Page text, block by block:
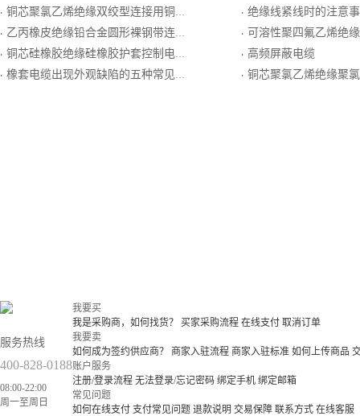
· 铜芯聚氯乙烯绝缘双绞型连接用铜丝屏蔽软电线
· 乙丙橡皮绝缘铅合金圆形裸钢带连锁铠装潜油泵电力电缆
· 铜芯硅橡胶绝缘硅橡胶护套控制电缆
· 橡套电缆出现外观缺陷的五种常见原因
· 绝缘线紧线时的注意
· 可溶性聚四氟乙烯绝缘对绞铝塑复合带双层分屏蔽和单层总屏蔽氟塑料护
· 高频屏蔽电缆
· 铜芯聚氯乙烯绝缘聚氯乙烯护套
服务热线
400-828-0188
08:00-22:00
周一至周日
我要买
我是采购商，如何找货？
买家采购流程 在线支付 取消订单
我要卖
如何成为签约供应商？
商家入驻流程 商家入驻标准 如何上传商品
账户服务
注册/登录流程 无法登录/忘记密码 绑定手机 绑定邮箱
常见问题
如何在线支付 支付常见问题 退款说明 交易保障 联系方式 在线客服